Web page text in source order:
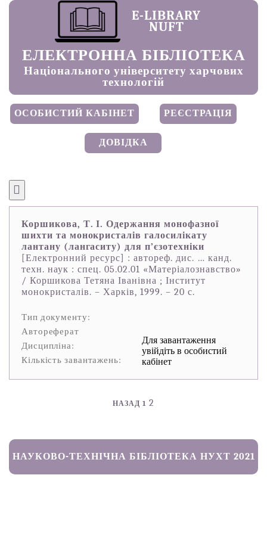
E-LIBRARY
NUFT
ЕЛЕКТРОННА БІБЛІОТЕКА
Національного університету харчових
технологій
ОСОБИСТИЙ КАБІНЕТ РЕЄСТРАЦІЯ
ДОВІДКА
Коршикова, Т. І. Одержання монофазної
шихти та монокристалів галосилікату
лантану (лангаситу) для п’єзотехніки
[Електронний ресурс] : автореф. дис. … канд.
техн. наук : спец. 05.02.01 «Матеріалознавство»
/ Коршикова Тетяна Іванівна ; Інститут
монокристалів. – Харків, 1999. – 20 с.
Тип документу:
Автореферат
Дисципліна:
Кількість завантажень:
Для завантаження
увійдіть в особистий
кабінет
НАЗАД 1 2
НАУКОВО-ТЕХНІЧНА БІБЛІОТЕКА НУХТ 2021